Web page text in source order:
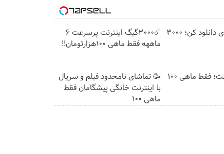
هرچقدر می‌خوای دانلود کن؛ 3000
☄️3000گیگ اینترنت پرسرعت 6
ماههه فقط ماهی 100هزارتومان!!
3000 گیگ اینترنت؛ فقط ماهی 100 🥳 تماشای نامحدود فیلم و سریال
با اینترنت خانگی پیشگامان فقط
ماهی 100